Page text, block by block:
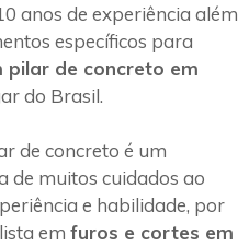
anos de experiência além
específicos para
pilar de concreto em
do Brasil.
de concreto é um
de muitos cuidados ao
e habilidade, por
em furos e cortes em